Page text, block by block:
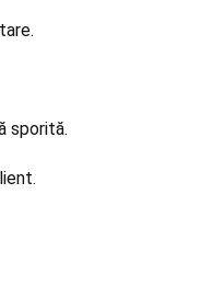
sporită.